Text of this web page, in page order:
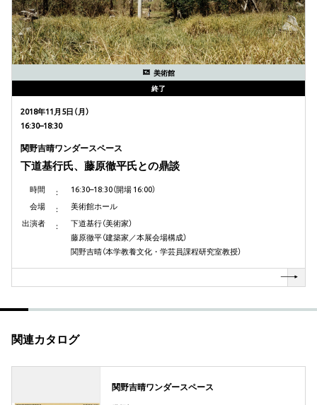
美術館
終了
2018年11月5日（月）
16:30–18:30
関野吉晴ワンダースペース
下道基行氏、藤原徹平氏との鼎談
時間
16:30–18:30（開場 16:00）
会場
美術館ホール
出演者
下道基行（美術家）
藤原徹平（建築家／本展会場構成）
関野吉晴（本学教養文化・学芸員課程研究室教授）
関連カタログ
関野吉晴ワンダースペース